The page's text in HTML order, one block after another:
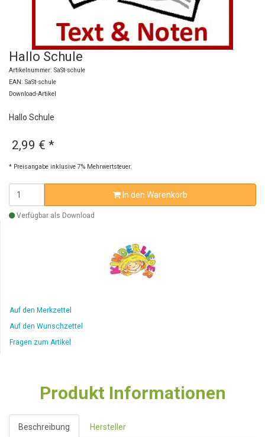
Hallo Schule
Artikelnummer: SaSt-schule
EAN: SaSt-schule
Download-Artikel
Hallo Schule
2,99 € *
* Preisangabe inklusive 7% Mehrwertsteuer.
In den Warenkorb
Verfügbar als Download
Auf den Merkzettel
Auf den Wunschzettel
Fragen zum Artikel
Produkt Informationen
Beschreibung Hersteller